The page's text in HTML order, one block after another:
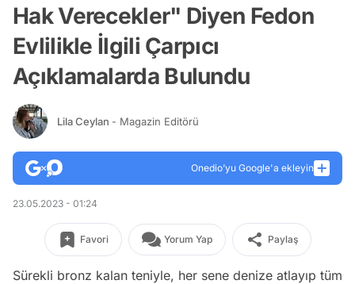
Hak Verecekler" Diyen Fedon
Evlilikle İlgili Çarpıcı
Açıklamalarda Bulundu
Lila Ceylan - Magazin Editörü
Onedio’yu Google'a ekleyin
23.05.2023 - 01:24
Favori Yorum Yap Paylaş
Sürekli bronz kalan teniyle, her sene denize atlayıp tüm